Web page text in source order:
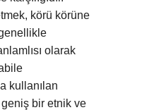
körü körüne
olarak
kullanılan
bir etnik ve